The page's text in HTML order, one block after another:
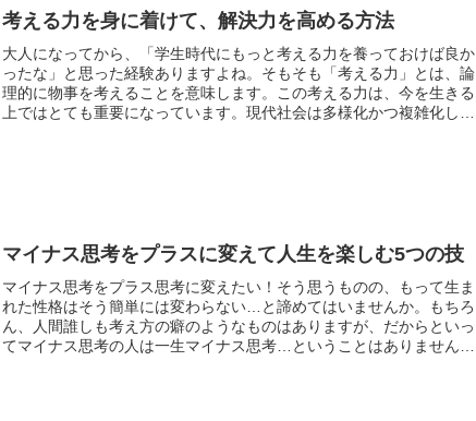
考える力を身に着けて、解決力を高める方法
大人になってから、「学生時代にもっと考える力を養っておけば良か
ったな」と思った経験ありますよね。そもそも「考える力」とは、論
理的に物事を考えることを意味します。この考える力は、今を生きる
上ではとても重要になっています。現代社会は多様化かつ複雑化して
マイナス思考をプラスに変えて人生を楽しむ5つの技
マイナス思考をプラス思考に変えたい！そう思うものの、もって生ま
れた性格はそう簡単には変わらない…と諦めてはいませんか。もちろ
ん、人間誰しも考え方の癖のようなものはありますが、だからといっ
てマイナス思考の人は一生マイナス思考…ということはありません。